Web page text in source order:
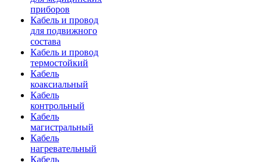
приборов
Кабель и провод
для подвижного
состава
Кабель и провод
термостойкий
Кабель
коаксиальный
Кабель
контрольный
Кабель
магистральный
Кабель
нагревательный
Кабель